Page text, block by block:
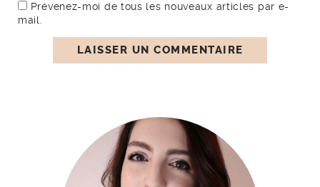
Prévenez-moi de tous les nouveaux articles par e-
mail.